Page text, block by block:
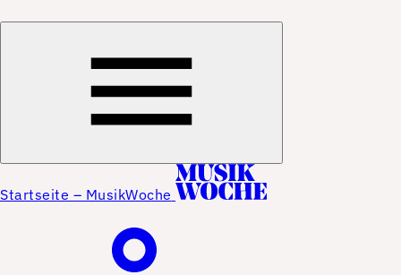
Startseite – MusikWoche